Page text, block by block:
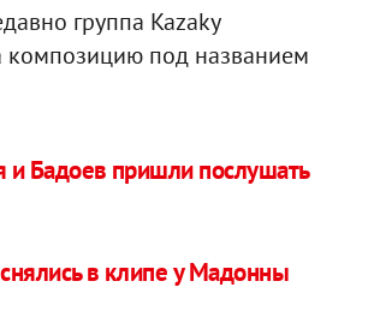
группа Kazaky
композицию под названием
и Бадоев пришли послушать
в клипе у Мадонны